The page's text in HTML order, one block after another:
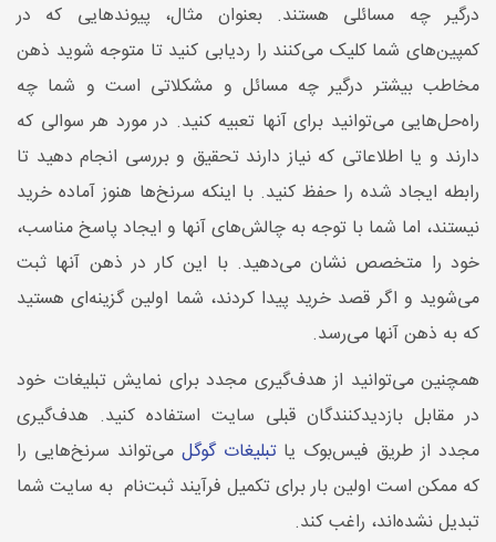
درگیر چه مسائلی هستند. بعنوان مثال، پیوندهایی که در
کمپین‌های شما کلیک می‌کنند را ردیابی کنید تا متوجه شوید ذهن
مخاطب بیشتر درگیر چه مسائل و مشکلاتی است و شما چه
راه‌حل‌هایی می‌توانید برای آنها تعبیه کنید. در مورد هر سوالی که
دارند و یا اطلاعاتی که نیاز دارند تحقیق و بررسی انجام دهید تا
رابطه ایجاد شده را حفظ کنید. با اینکه سرنخ‌ها هنوز آماده خرید
نیستند، اما شما با توجه به چالش‌های آنها و ایجاد پاسخ مناسب،
خود را متخصص نشان می‌دهید. با این کار در ذهن آنها ثبت
می‌شوید و اگر قصد خرید پیدا کردند، شما اولین گزینه‌ای هستید
که به ذهن آنها می‌رسد.
همچنین می‌توانید از هدف‌گیری مجدد برای نمایش تبلیغات خود
در مقابل بازدیدکنندگان قبلی سایت استفاده کنید. هدف‌گیری
مجدد از طریق فیس‌بوک یاتبلیغات گوگل می‌تواند سرنخ‌هایی را
که ممکن است اولین بار برای تکمیل فرآیند ثبت‌نام به سایت شما
تبدیل نشده‌اند، راغب کند.